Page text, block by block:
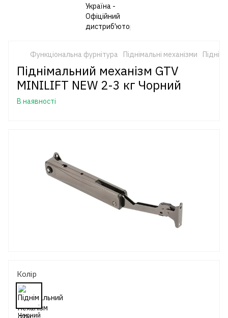
Функціональна фурнітура Піднімальні механізми
Піднімальний механізм GTV
MINILIFT NEW 2-3 кг Чорний
В наявності
Колір